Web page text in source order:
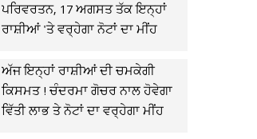
ਪਰਿਵਰਤਨ, 17 ਅਗਸਤ ਤੱਕ ਇਨ੍ਹਾਂ
ਰਾਸ਼ੀਆਂ 'ਤੇ ਵਰ੍ਹੇਗਾ ਨੋਟਾਂ ਦਾ ਮੀਂਹ
ਅੱਜ ਇਨ੍ਹਾਂ ਰਾਸ਼ੀਆਂ ਦੀ ਚਮਕੇਗੀ
ਕਿਸਮਤ ! ਚੰਦਰਮਾ ਗੋਚਰ ਨਾਲ ਹੋਵੇਗਾ
ਵਿੱਤੀ ਲਾਭ ਤੇ ਨੋਟਾਂ ਦਾ ਵਰ੍ਹੇਗਾ ਮੀਂਹ